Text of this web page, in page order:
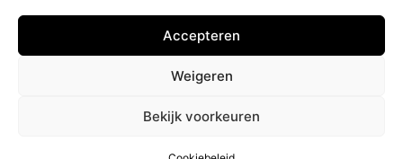
Accepteren
Weigeren
Bekijk voorkeuren
Barrique Wijnen Klantendienst